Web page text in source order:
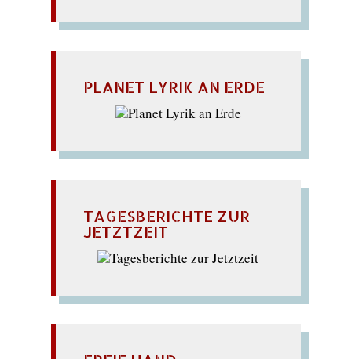
PLANET LYRIK AN ERDE
TAGESBERICHTE ZUR
JETZTZEIT